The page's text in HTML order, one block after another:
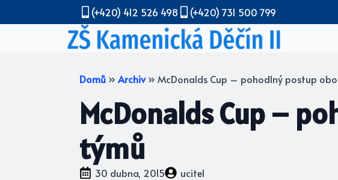
(+420) 412 526 498 (+420) 731 500 799
Domů » Archiv » McDonalds Cup – pohodlný postup
McDonalds Cup –
týmů
30 dubna, 2015
ucitel